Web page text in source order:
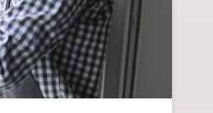
de
construction
dans
le